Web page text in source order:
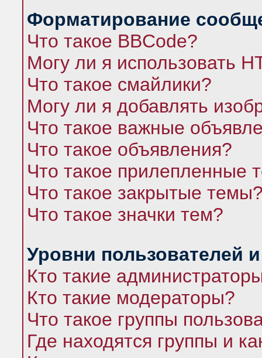
Форматирование
Что такое BBCode?
Могу ли я использовать
Что такое смайлики?
Могу ли я добавлять
Что такое важные
Что такое объявления?
Что такое прилепленные
Что такое закрытые
Что такое значки тем?
Уровни пользователей
Кто такие
Кто такие модераторы?
Что такое группы
Где находятся группы и